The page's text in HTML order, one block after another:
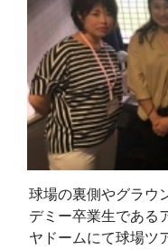
球場の裏側やグラウ
デミー卒業生である
ヤドームにて球場ツ